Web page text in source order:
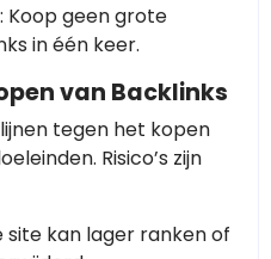
: Koop geen grote
in één keer.
van Backlinks
tegen het kopen
Risico’s zijn
site kan lager ranken of